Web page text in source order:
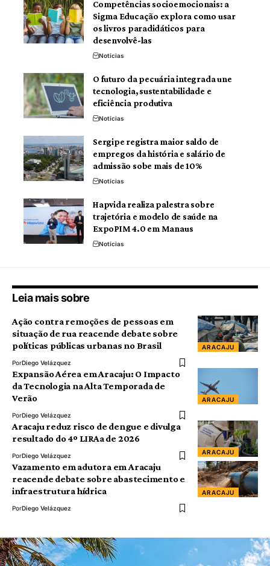
Competências socioemocionais: a
Sigma Educação explora como usar
os livros paradidáticos para
desenvolvê-las
Notícias
O futuro da pecuária integrada une
tecnologia, sustentabilidade e
eficiência produtiva
Notícias
Sergipe registra maior saldo de
empregos da história e salário de
admissão sobe mais de 10%
Notícias
Hapvida realiza palestra sobre
trajetória e modelo de saúde na
ExpoPIM 4.0 em Manaus
Notícias
Leia mais sobre
ARACAJU
Ação contra remoções de pessoas em
situação de rua reacende debate sobre
políticas públicas urbanas no Brasil
PorDiego Velázquez
ARACAJU
Expansão Aérea em Aracaju: O Impacto
da Tecnologia na Alta Temporada de
Verão
PorDiego Velázquez
ARACAJU
Aracaju reduz risco de dengue e divulga
resultado do 4º LIRAa de 2026
PorDiego Velázquez
ARACAJU
Vazamento em adutora em Aracaju
reacende debate sobre abastecimento e
infraestrutura hídrica
PorDiego Velázquez